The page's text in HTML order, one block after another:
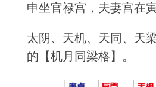
申坐官禄宫，夫妻宫在
太阴、天机、天同、天
的【机月同梁格】。